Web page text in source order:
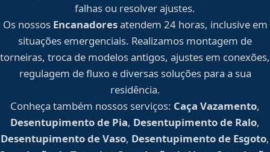
falhas ou resolver ajustes.
Os nossos Encanadoresatendem 24 horas, inclusive em
situações emergenciais. Realizamos montagem de
torneiras, troca de modelos antigos, ajustes em conexões,
regulagem de fluxo e diversas soluções para a sua
residência.
Conheça também nossos serviços: Caça Vazamento,
Desentupimento de Pia, Desentupimento de Ralo,
Desentupimento de Vaso, Desentupimento de Esgoto,